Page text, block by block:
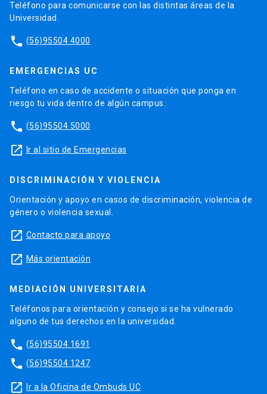
Teléfono para comunicarse con las distintas áreas de la
Universidad.
phone (56)95504 4000
EMERGENCIAS UC
Teléfono en caso de accidente o situación que ponga en
riesgo tu vida dentro de algún campus.
phone (56)95504 5000
launch Ir al sitio de Emergencias
DISCRIMINACIÓN Y VIOLENCIA
Orientación y apoyo en casos de discriminación, violencia de
género o violencia sexual.
launch Contacto para apoyo
launch Más orientación
MEDIACIÓN UNIVERSITARIA
Teléfonos para orientación y consejo si se ha vulnerado
alguno de tus derechos en la universidad.
phone (56)95504 1691
phone (56)95504 1247
launch Ir a la Oficina de Ombuds UC